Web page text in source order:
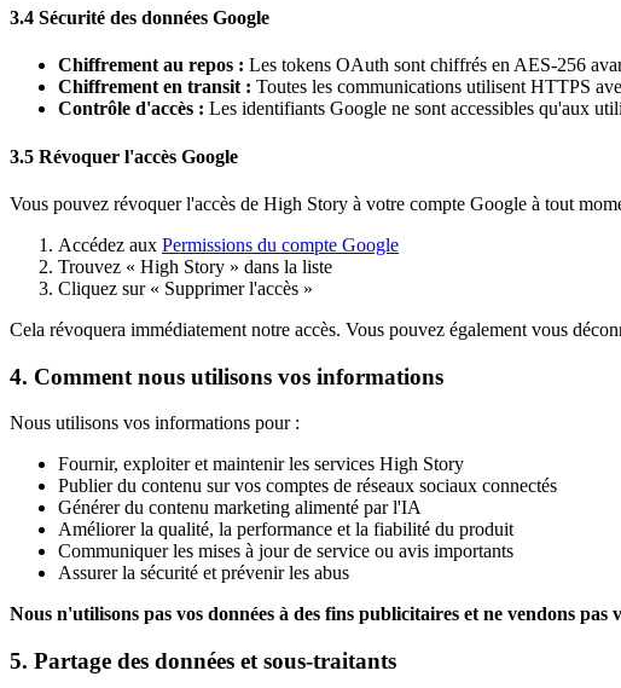
3.4 Sécurité des données Google
Chiffrement au repos : Les tokens OAuth sont chiffrés en AES-256
Chiffrement en transit : Toutes les communications utilisent HTTPS
Contrôle d'accès : Les identifiants Google ne sont accessibles qu'aux
3.5 Révoquer l'accès Google
Vous pouvez révoquer l'accès de High Story à votre compte Google à tout
Accédez aux Permissions du compte Google
Trouvez « High Story » dans la liste
Cliquez sur « Supprimer l'accès »
Cela révoquera immédiatement notre accès. Vous pouvez également vous
4. Comment nous utilisons vos informations
Nous utilisons vos informations pour :
Fournir, exploiter et maintenir les services High Story
Publier du contenu sur vos comptes de réseaux sociaux connectés
Générer du contenu marketing alimenté par l'IA
Améliorer la qualité, la performance et la fiabilité du produit
Communiquer les mises à jour de service ou avis importants
Assurer la sécurité et prévenir les abus
Nous n'utilisons pas vos données à des fins publicitaires et ne vendons pas
5. Partage des données et sous-traitants